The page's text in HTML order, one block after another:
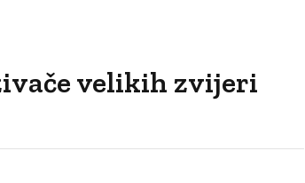
velikih zvijeri